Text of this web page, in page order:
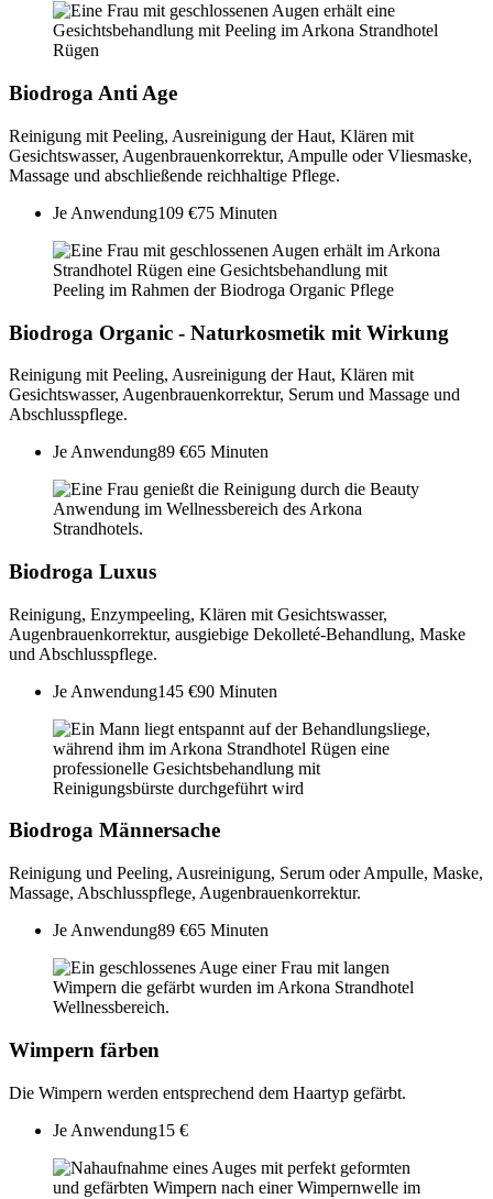
Biodroga Anti Age
Reinigung mit Peeling, Ausreinigung der Haut, Klären mit
Gesichtswasser, Augenbrauenkorrektur, Ampulle oder Vliesmaske,
Massage und abschließende reichhaltige Pflege.
Je Anwendung109 €75 Minuten
Biodroga Organic - Naturkosmetik mit Wirkung
Reinigung mit Peeling, Ausreinigung der Haut, Klären mit
Gesichtswasser, Augenbrauenkorrektur, Serum und Massage und
Abschlusspflege.
Je Anwendung89 €65 Minuten
Biodroga Luxus
Reinigung, Enzympeeling, Klären mit Gesichtswasser,
Augenbrauenkorrektur, ausgiebige Dekolleté-Behandlung, Maske
und Abschlusspflege.
Je Anwendung145 €90 Minuten
Biodroga Männersache
Reinigung und Peeling, Ausreinigung, Serum oder Ampulle, Maske,
Massage, Abschlusspflege, Augenbrauenkorrektur.
Je Anwendung89 €65 Minuten
Wimpern färben
Die Wimpern werden entsprechend dem Haartyp gefärbt.
Je Anwendung15 €